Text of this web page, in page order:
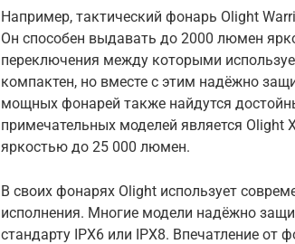
Например, тактический фонарь Olight
Он способен выдавать до 2000 люмен
переключения между которыми
компактен, но вместе с этим надёжно
мощных фонарей также найдутся
примечательных моделей является
яркостью до 25 000 люмен.
В своих фонарях Olight использует
исполнения. Многие модели надёжно
стандарту IPX6 или IPX8. Впечатление от